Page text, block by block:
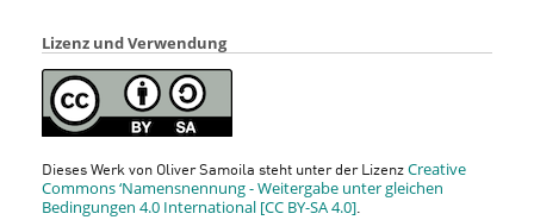
Lizenz und Verwendung
Dieses Werk von Oliver Samoila steht unter der Lizenz Creative
Commons ‘Namensnennung - Weitergabe unter gleichen
Bedingungen 4.0 International [CC BY-SA 4.0].